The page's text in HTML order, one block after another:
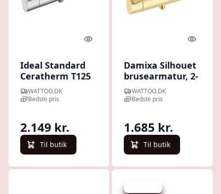
Quick look
Ideal Standard
Ceratherm T125
brusetermostat,
krom
WATTOO.DK
Bedste pris
2.149 kr.
Til butik
Quick
Damixa Silhouet
brusearmatur, 2-
grebs, poleret
messing
WATTOO.DK
Bedste pris
1.685 kr.
Til butik